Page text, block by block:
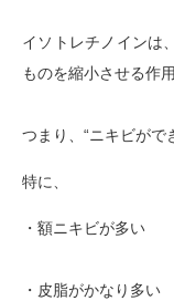
イソトレチノインは
ものを縮小させる作
つまり、“ニキビがで
特に、
・額ニキビが多い
・皮脂がかなり多い